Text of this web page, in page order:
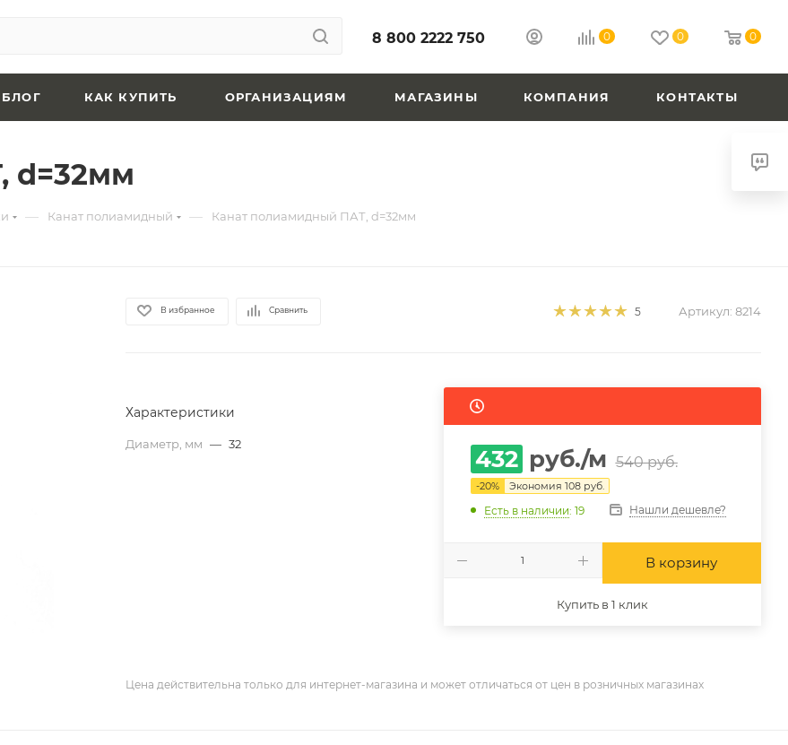
8 800 2222 750 0 0 0
БЛОГ КАК КУПИТЬ ОРГАНИЗАЦИЯМ МАГАЗИНЫ КОМПАНИЯ КОНТАКТЫ
d=32мм
— Канат полиамидный — Канат полиамидный ПАТ, d=32мм
В избранное Сравнить 5 Артикул: 8214
Характеристики
Диаметр, мм — 32
432 руб./м 540руб.
-20% Экономия 108руб.
Есть в наличии: 19 Нашли дешевле?
В корзину
Купить в 1 клик
Цена действительна только для интернет-магазина и может отличаться от цен в розничных магазинах